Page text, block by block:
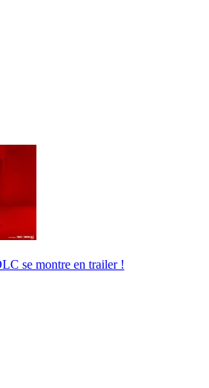
se montre en trailer !